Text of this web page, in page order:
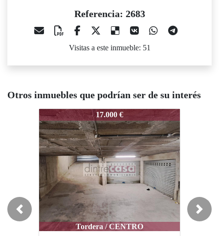
Referencia: 2683
Visitas a este inmueble: 51
Otros inmuebles que podrían ser de su interés
2683
17.000 €
Tordera / CENTRO
2683 24.500 €
Tordera / centro
Previous Next